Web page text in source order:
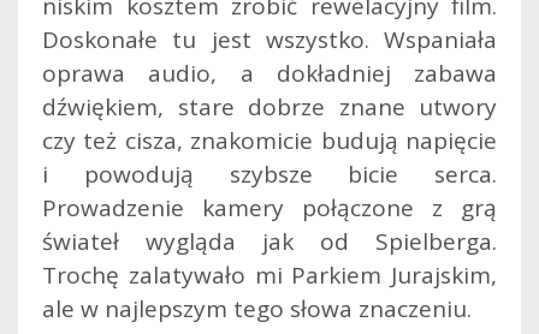
Doskonałe tu jest wszystko. Wspaniała
oprawa audio, a dokładniej zabawa
dźwiękiem, stare dobrze znane utwory
czy też cisza, znakomicie budują napięcie
i powodują szybsze bicie serca.
Prowadzenie kamery połączone z grą
świateł wygląda jak od Spielberga.
Trochę zalatywało mi Parkiem Jurajskim,
ale w najlepszym tego słowa znaczeniu.